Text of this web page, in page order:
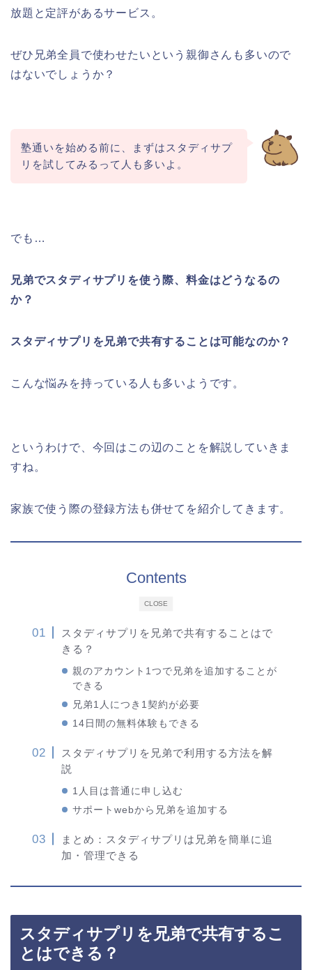
放題と定評があるサービス。
ぜひ兄弟全員で使わせたいという親御さんも多いので
はないでしょうか？
塾通いを始める前に、まずはスタディサプ
リを試してみるって人も多いよ。
でも…
兄弟でスタディサプリを使う際、料金はどうなるの
か？
スタディサプリを兄弟で共有することは可能なのか？
こんな悩みを持っている人も多いようです。
というわけで、今回はこの辺のことを解説していきま
すね。
家族で使う際の登録方法も併せてを紹介してきます。
CLOSE
Contents
スタディサプリを兄弟で共有することはで
きる？
親のアカウント1つで兄弟を追加することが
できる
兄弟1人につき1契約が必要
14日間の無料体験もできる
スタディサプリを兄弟で利用する方法を解
説
1人目は普通に申し込む
サポートwebから兄弟を追加する
まとめ：スタディサプリは兄弟を簡単に追
加・管理できる
スタディサプリを兄弟で共有するこ
とはできる？